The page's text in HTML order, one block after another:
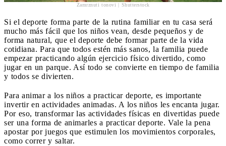
Zamrznuti tonovi | Shutterstock
Si el deporte forma parte de la rutina familiar en tu casa será
mucho más fácil que los niños vean, desde pequeños y de
forma natural, que el deporte debe formar parte de la vida
cotidiana. Para que todos estén más sanos, la familia puede
empezar practicando algún ejercicio físico divertido, como
jugar en un parque. Así todo se convierte en tiempo de familia
y todos se divierten.
Para animar a los niños a practicar deporte, es importante
invertir en actividades animadas. A los niños les encanta jugar.
Por eso, transformar las actividades físicas en divertidas puede
ser una forma de animarles a practicar deporte. Vale la pena
apostar por juegos que estimulen los movimientos corporales,
como correr y saltar.